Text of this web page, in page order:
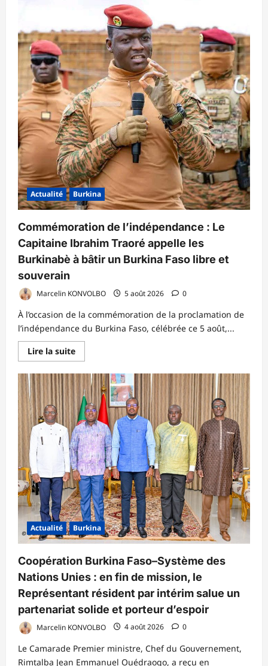
Actualité Burkina
Commémoration de l’indépendance : Le
Capitaine Ibrahim Traoré appelle les
Burkinabè à bâtir un Burkina Faso libre et
souverain
Marcelin KONVOLBO 5 août 2026 0
À l’occasion de la commémoration de la proclamation de
l’indépendance du Burkina Faso, célébrée ce 5 août,...
Lire la suiteEn
savoir
sur
Commémoration
de
l’indépendance
:
Le
Capitaine
Ibrahim
Traoré
appelle
les
Burkinabè
à
bâtir
un
Burkina
Faso
libre
et
souverain
Actualité Burkina
Coopération Burkina Faso–Système des
Nations Unies : en fin de mission, le
Représentant résident par intérim salue un
partenariat solide et porteur d’espoir
Marcelin KONVOLBO 4 août 2026 0
Le Camarade Premier ministre, Chef du Gouvernement,
Rimtalba Jean Emmanuel Ouédraogo, a reçu en